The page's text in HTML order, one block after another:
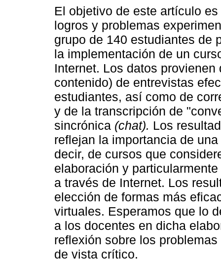
El objetivo de este artículo
logros y problemas
grupo de 140 estudiantes de
la implementación de un
Internet. Los datos provienen
contenido) de entrevistas
estudiantes, así como de
y de la transcripción de
sincrónica (chat). Los
reflejan la importancia de
decir, de cursos que
elaboración y
a través de Internet. Los
elección de formas más
virtuales. Esperamos que lo
a los docentes en dicha
reflexión sobre los
de vista crítico.